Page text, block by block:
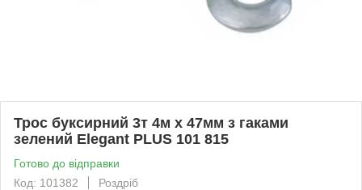
Трос буксирний 3т 4м х 47мм з гаками
зелений Elegant PLUS 101 815
Готово до відправки
Код: 101382
Роздріб